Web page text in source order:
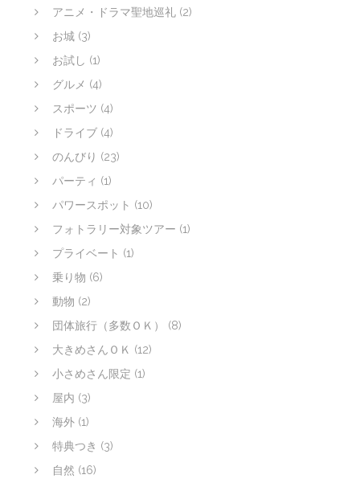
アニメ・ドラマ聖地巡礼 (2)
お城 (3)
お試し (1)
グルメ (4)
スポーツ (4)
ドライブ (4)
のんびり (23)
パーティ (1)
パワースポット (10)
フォトラリー対象ツアー (1)
プライベート (1)
乗り物 (6)
動物 (2)
団体旅行（多数ＯＫ）
(8)
大きめさんＯＫ (12)
小さめさん限定 (1)
屋内 (3)
海外 (1)
特典つき (3)
自然 (16)